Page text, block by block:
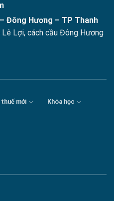
Đông Hương – TP Thanh
Lợi, cách cầu Đông Hương
mới Khóa học